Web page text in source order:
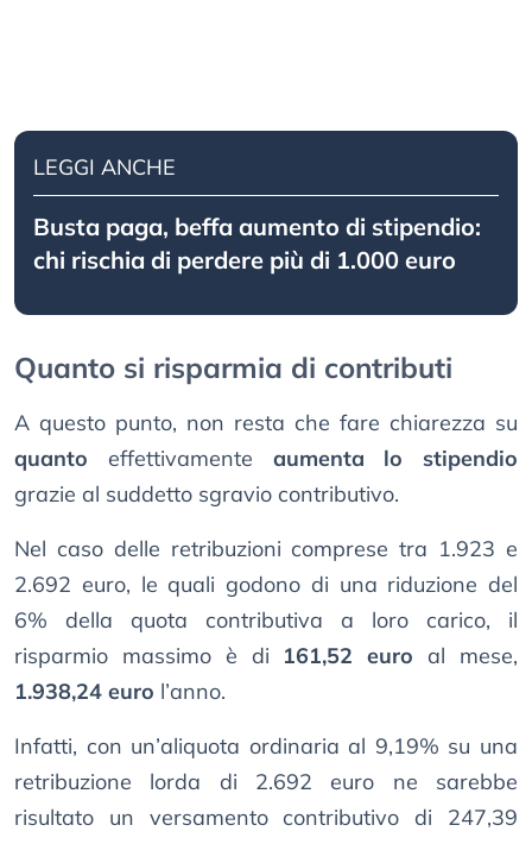
LEGGI ANCHE
Busta paga, beffa aumento di stipendio:
chi rischia di perdere più di 1.000 euro
Quanto si risparmia di contributi
A questo punto, non resta che fare chiarezza su
quanto effettivamente aumenta lo stipendio
grazie al suddetto sgravio contributivo.
Nel caso delle retribuzioni comprese tra 1.923 e
2.692 euro, le quali godono di una riduzione del
6% della quota contributiva a loro carico, il
risparmio massimo è di 161,52 euro al mese,
1.938,24 euro l’anno.
Infatti, con un’aliquota ordinaria al 9,19% su una
retribuzione lorda di 2.692 euro ne sarebbe
risultato un versamento contributivo di 247,39